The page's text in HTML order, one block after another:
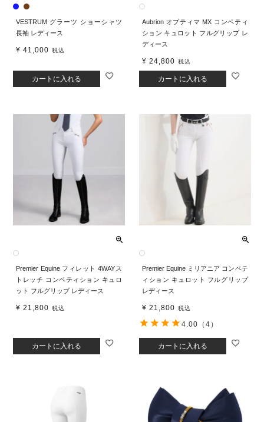
VESTRUM グラーツ ショーシャツ
長袖 レディース
¥ 41,000 税込
カートに入れる
Aubrion オプティマ MX コンペティ
ション キュロット フルグリップ レ
ディース
¥ 24,800 税込
カートに入れる
Premier Equine フィレット 4WAYス
トレッチ コンペティション キュロ
ット フルグリップ レディース
¥ 21,800 税込
カートに入れる
Premier Equine ミリアニア コンペテ
ィション キュロット フルグリップ
レディース
¥ 21,800 税込
カートに入れる
4.00 （4）